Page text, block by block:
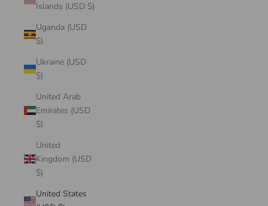
Islands (USD $)
Uganda (USD
$)
Ukraine (USD
$)
United Arab
Emirates (USD
$)
United
Kingdom (USD
$)
United States